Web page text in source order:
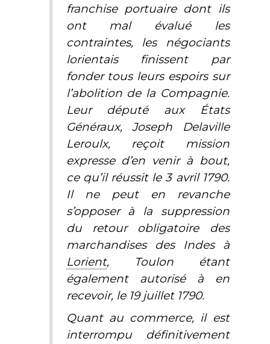
franchise portuaire dont ils
ont mal évalué les
contraintes, les négociants
lorientais finissent par
fonder tous leurs espoirs sur
l’abolition de la Compagnie.
Leur député aux États
Généraux, Joseph Delaville
Leroulx, reçoit mission
expresse d’en venir à bout,
ce qu’il réussit le 3 avril 1790.
Il ne peut en revanche
s’opposer à la suppression
du retour obligatoire des
marchandises des Indes à
Lorient, Toulon étant
également autorisé à en
recevoir, le 19 juillet 1790.
Quant au commerce, il est
interrompu définitivement